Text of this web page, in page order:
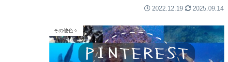
2022.12.19 2025.09.14
その他色々